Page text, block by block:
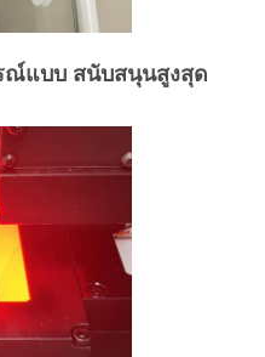
ณ์แบบ สนับสนุนสูงสุด